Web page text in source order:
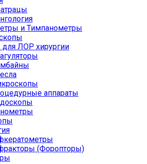
и Тимпанометры
ЛОР хирургии
аппараты
(Форопторы)